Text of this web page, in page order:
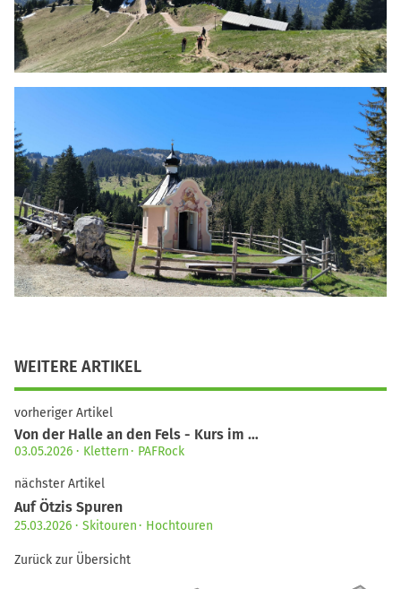
WEITERE ARTIKEL
vorheriger Artikel
Von der Halle an den Fels - Kurs im …
03.05.2026 Klettern PAFRock
nächster Artikel
Auf Ötzis Spuren
25.03.2026 Skitouren Hochtouren
Zurück zur Übersicht